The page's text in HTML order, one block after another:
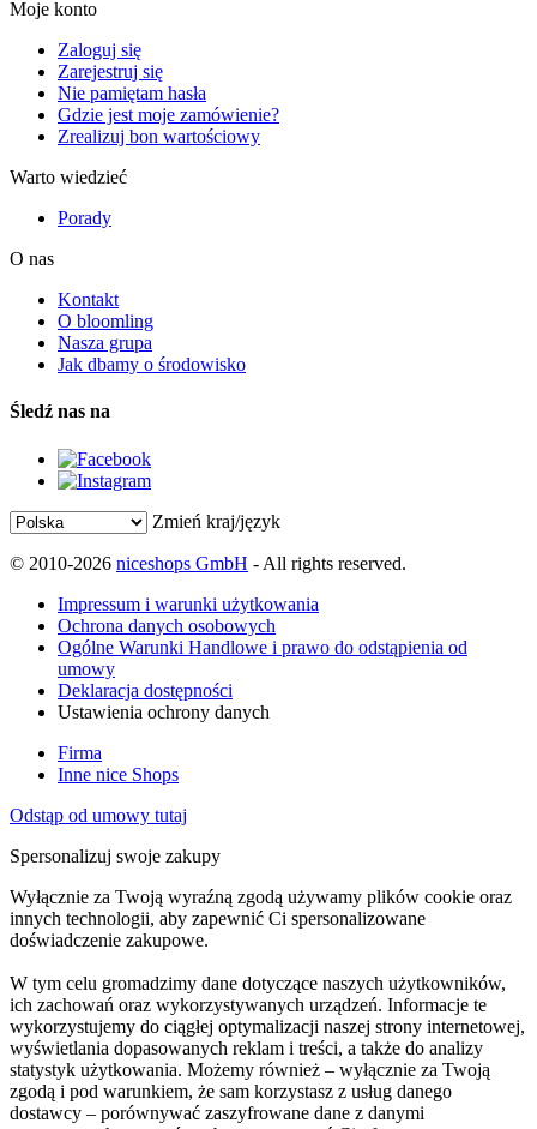
Moje konto
Zaloguj się
Zarejestruj się
Nie pamiętam hasła
Gdzie jest moje zamówienie?
Zrealizuj bon wartościowy
Warto wiedzieć
Porady
O nas
Kontakt
O bloomling
Nasza grupa
Jak dbamy o środowisko
Śledź nas na
Zmień kraj/język
© 2010-2026 niceshops GmbH - All rights reserved.
Impressum i warunki użytkowania
Ochrona danych osobowych
Ogólne Warunki Handlowe i prawo do odstąpienia od
umowy
Deklaracja dostępności
Ustawienia ochrony danych
Firma
Inne nice Shops
Odstąp od umowy tutaj
Spersonalizuj swoje zakupy
Wyłącznie za Twoją wyraźną zgodą używamy plików cookie oraz
innych technologii, aby zapewnić Ci spersonalizowane
doświadczenie zakupowe.
W tym celu gromadzimy dane dotyczące naszych użytkowników,
ich zachowań oraz wykorzystywanych urządzeń. Informacje te
wykorzystujemy do ciągłej optymalizacji naszej strony internetowej,
wyświetlania dopasowanych reklam i treści, a także do analizy
statystyk użytkowania. Możemy również – wyłącznie za Twoją
zgodą i pod warunkiem, że sam korzystasz z usług danego
dostawcy – porównywać zaszyfrowane dane z danymi